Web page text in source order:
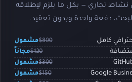
نشاط تجاري — بكل ما يلزم لإطلاقه
دفعة واحدة وبدون تعقيد.
كامل $800مشمول
$120مجاناً
$300مشمول
$150مشمول